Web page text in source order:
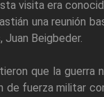
visita era
una reunión
Beigbeder.
que la
de fuerza militar